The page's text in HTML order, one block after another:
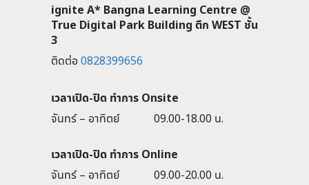
ignite A* Bangna Learning Centre @
True Digital Park Building ตึก WEST ชั้น
3
ติดต่อ0828399656
เวลาเปิด-ปิด ทำการ Onsite
จันทร์ – อาทิตย์
09.00-18.00 น.
เวลาเปิด-ปิด ทำการ Online
จันทร์ – อาทิตย์
09.00-20.00 น.